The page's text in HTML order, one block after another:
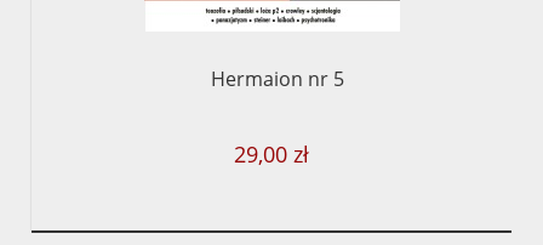
Hermaion nr 5
29,00 zł